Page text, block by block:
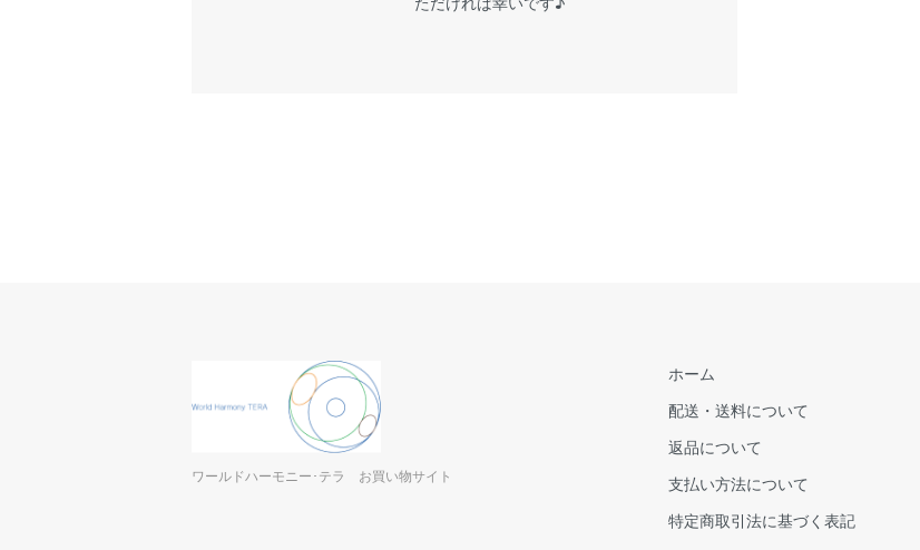
ワールドハーモニー･テラ お買い物サイト
ホーム
配送・送料について
返品について
支払い方法について
特定商取引法に基づく表記